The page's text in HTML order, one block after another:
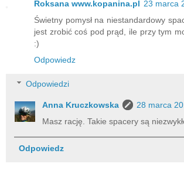
Roksana www.kopanina.pl 23 marca
Świetny pomysł na niestandardowy
jest zrobić coś pod prąd, ile przy tym
:)
Odpowiedz
Odpowiedzi
Anna Kruczkowska
28 marca
Masz rację. Takie spacery są
Odpowiedz